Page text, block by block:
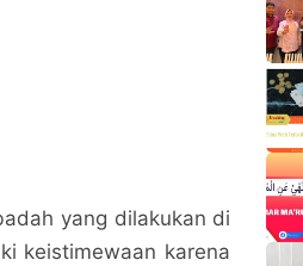
yang dilakukan di
keistimewaan karena